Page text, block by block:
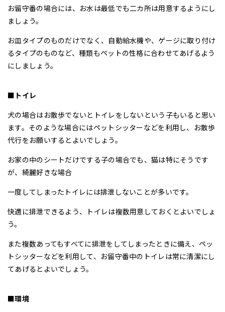
お留守番の場合には、お水は最低でも二カ所は用意するようにし
ましょう。
お皿タイプのものだけでなく、自動給水機や、ゲージに取り付け
るタイプのものなど、種類もペットの性格に合わせてあげるよう
にしましょう。
■トイレ
犬の場合はお散歩でないとトイレをしないという子もいると思い
ます。そのような場合にはペットシッターなどを利用し、お散歩
代行をお願いするとよいでしょう。
お家の中のシートだけでする子の場合でも、猫は特にそうです
が、綺麗好きな場合
一度してしまったトイレには排泄しないことが多いです。
快適に排泄できるよう、トイレは複数用意しておくとよいでしょ
う。
また複数あってもすべてに排泄をしてしまったときに備え、ペッ
トシッターなどを利用して、お留守番中のトイレは常に清潔にし
てあげるとよいでしょう。
■環境